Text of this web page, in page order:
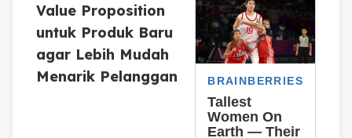
Value Proposition
untuk Produk Baru
agar Lebih Mudah
Menarik Pelanggan